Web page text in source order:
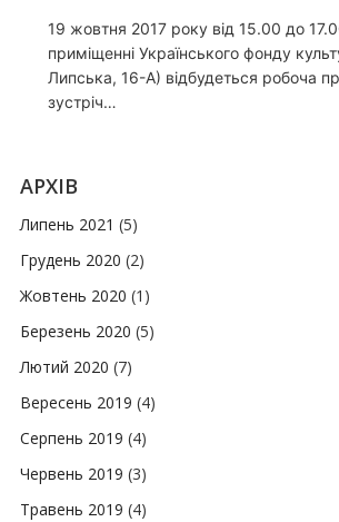
19 жовтня 2017 року від 15.00 до
приміщенні Українського фонду
Липська, 16-А) відбудеться робоча
зустріч…
АРХІВ
Липень 2021 (5)
Грудень 2020 (2)
Жовтень 2020 (1)
Березень 2020 (5)
Лютий 2020 (7)
Вересень 2019 (4)
Серпень 2019 (4)
Червень 2019 (3)
Травень 2019 (4)